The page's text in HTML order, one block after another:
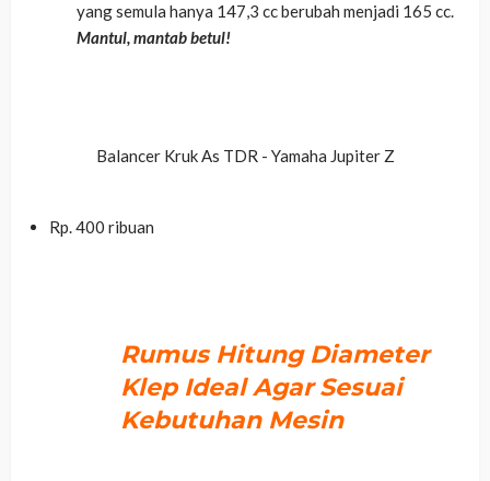
yang semula hanya 147,3 cc berubah menjadi 165 cc.
Mantul, mantab betul!
Balancer Kruk As TDR - Yamaha Jupiter Z
Rp. 400 ribuan
Rumus Hitung Diameter
Klep Ideal Agar Sesuai
Kebutuhan Mesin